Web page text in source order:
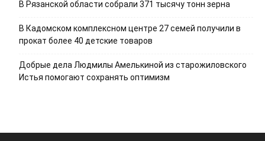
В Рязанской области собрали 371 тысячу тонн зерна
В Кадомском комплексном центре 27 семей получили в
прокат более 40 детские товаров
Добрые дела Людмилы Амелькиной из старожиловского
Истья помогают сохранять оптимизм